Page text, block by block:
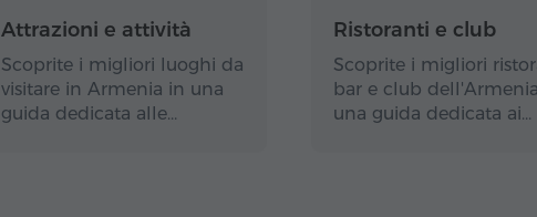
Attrazioni e attività
Scoprite i migliori luoghi da
visitare in Armenia in una
guida dedicata alle…
Ristoranti e club
Scoprite i migliori
bar e club
una guida dedicata ai…